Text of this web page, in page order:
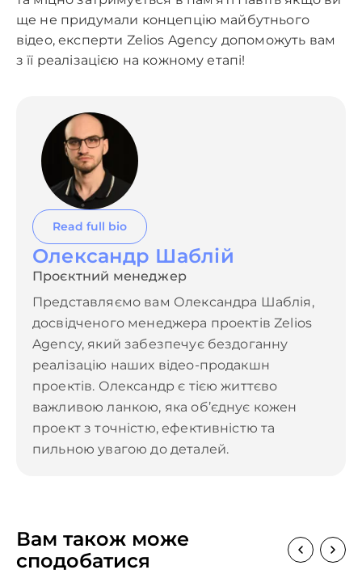
ще не придумали концепцію майбутнього
відео, експерти Zelios Agency допоможуть вам
з її реалізацією на кожному етапі!
Read full bio
Олександр Шаблій
Проєктний менеджер
Представляємо вам Олександра Шаблія,
досвідченого менеджера проектів Zelios
Agency, який забезпечує бездоганну
реалізацію наших відео-продакшн
проектів. Олександр є тією життєво
важливою ланкою, яка об’єднує кожен
проект з точністю, ефективністю та
пильною увагою до деталей.
Вам також може
сподобатися